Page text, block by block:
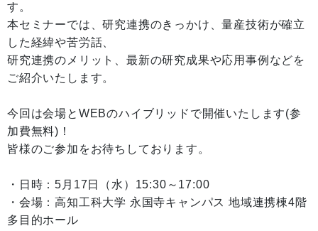
す。
本セミナーでは、研究連携のきっかけ、量産技術が確立
した経緯や苦労話、
研究連携のメリット、最新の研究成果や応用事例などを
ご紹介いたします。
今回は会場とWEBのハイブリッドで開催いたします(参
加費無料)！
皆様のご参加をお待ちしております。
・日時：5月17日（水）15:30～17:00
・会場：高知工科大学 永国寺キャンパス 地域連携棟4階
多目的ホール